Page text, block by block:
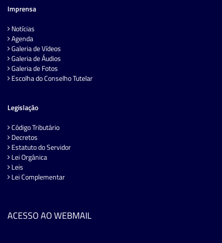
Imprensa
Notícias
Agenda
Galeria de Vídeos
Galeria de Áudios
Galeria de Fotos
Escolha do Conselho Tutelar
Legislação
Código Tributário
Decretos
Estatuto do Servidor
Lei Orgânica
Leis
Lei Complementar
ACESSO AO WEBMAIL